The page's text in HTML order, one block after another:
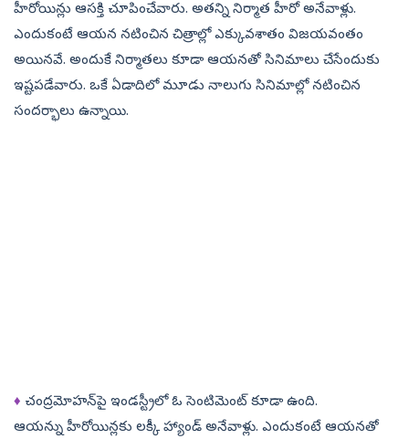
హీరోయిన్లు ఆసక్తి చూపించేవారు. అతన్ని నిర్మాత హీరో అనేవాళ్లు.
ఎందుకంటే ఆయన నటించిన చిత్రాల్లో ఎక్కువశాతం విజయవంతం
అయినవే. అందుకే నిర్మాతలు కూడా ఆయనతో సినిమాలు చేసేందుకు
ఇష్టపడేవారు. ఒకే ఏడాదిలో మూడు నాలుగు సినిమాల్లో నటించిన
సందర్భాలు ఉన్నాయి.
♦ చంద్రమోహన్‌పై ఇండస్ట్రీలో ఓ సెంటిమెంట్‌ కూడా ఉంది.
ఆయన్ను హీరోయిన్లకు లక్కీ హ్యాండ్‌ అనేవాళ్లు. ఎందుకంటే ఆయనతో